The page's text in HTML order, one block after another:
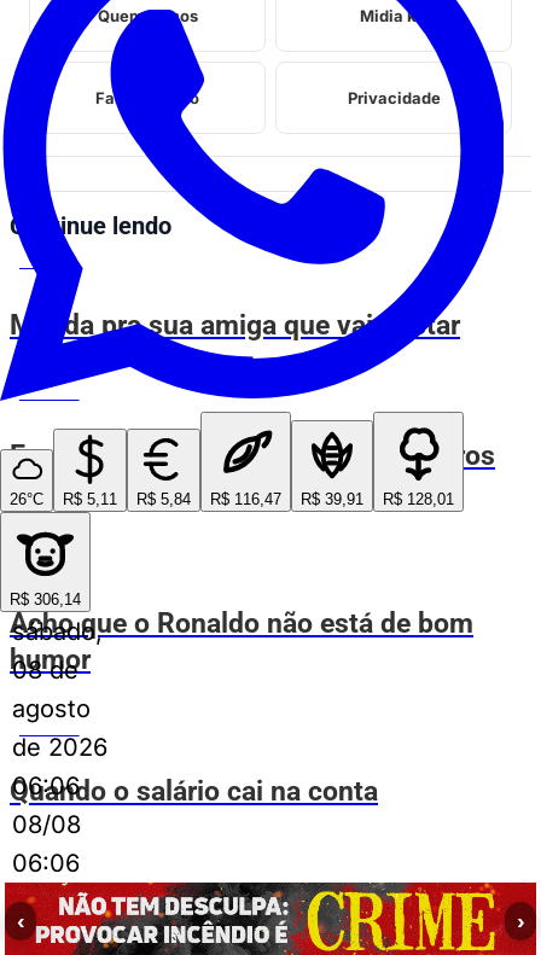
26°C R$ 5,11 R$ 5,84 R$ 116,47 R$ 39,91 R$ 128,01
R$ 306,14
sábado,
08 de
agosto
de 2026
06:06
08/08
06:06
‹ ›
Quem somos Midia kit
Fale conosco Privacidade
Continue lendo
ESPIA AÍ
Manda pra sua amiga que vai gostar
ESPIA AÍ
Eu chegando na casa dos meus sogros
falando inglês
ESPIA AÍ
Acho que o Ronaldo não está de bom
humor
ESPIA AÍ
Quando o salário cai na conta
Publicidade